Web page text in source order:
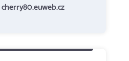
cherry80.euweb.cz